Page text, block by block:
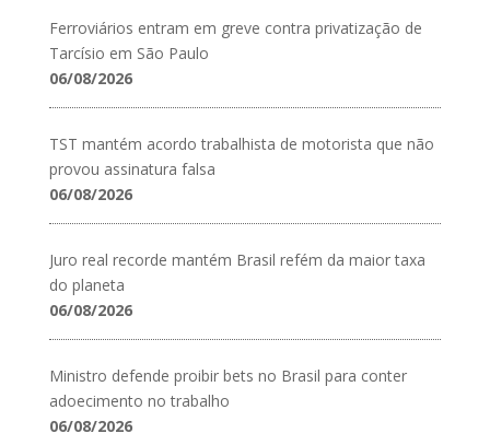
Ferroviários entram em greve contra privatização de
Tarcísio em São Paulo
06/08/2026
TST mantém acordo trabalhista de motorista que não
provou assinatura falsa
06/08/2026
Juro real recorde mantém Brasil refém da maior taxa
do planeta
06/08/2026
Ministro defende proibir bets no Brasil para conter
adoecimento no trabalho
06/08/2026